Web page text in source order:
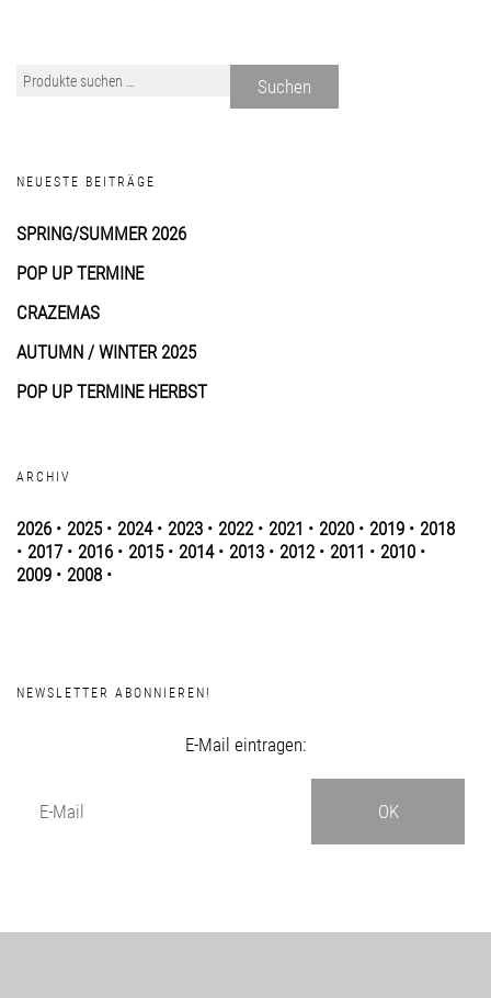
Suchen
NEUESTE BEITRÄGE
SPRING/SUMMER 2026
POP UP TERMINE
CRAZEMAS
AUTUMN / WINTER 2025
POP UP TERMINE HERBST
ARCHIV
2026 • 2025• 2024• 2023 • 2022• 2021 • 2020 • 2019 • 2018
• 2017 • 2016 • 2015• 2014• 2013 • 2012• 2011 • 2010 •
2009 • 2008 •
NEWSLETTER ABONNIEREN!
E-Mail eintragen: